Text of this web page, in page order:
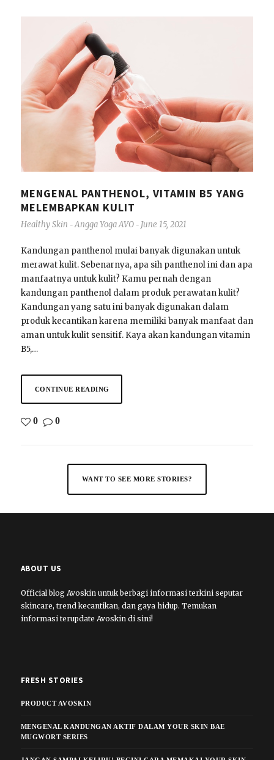
MENGENAL PANTHENOL, VITAMIN B5 YANG
MELEMBAPKAN KULIT
Healthy Skin - Angga Yoga AVO - June 15, 2021
Kandungan panthenol mulai banyak digunakan untuk
merawat kulit. Sebenarnya, apa sih panthenol ini dan apa
manfaatnya untuk kulit? Kamu pernah dengan
kandungan panthenol dalam produk perawatan kulit?
Kandungan yang satu ini banyak digunakan dalam
produk kecantikan karena memiliki banyak manfaat dan
aman untuk kulit sensitif. Kaya akan kandungan vitamin
B5,…
CONTINUE READING
0 0
WANT TO SEE MORE STORIES?
ABOUT US
Official blog Avoskin untuk berbagi informasi terkini seputar
skincare, trend kecantikan, dan gaya hidup. Temukan
informasi terupdate Avoskin di sini!
FRESH STORIES
PRODUCT AVOSKIN
MENGENAL KANDUNGAN AKTIF DALAM YOUR SKIN BAE
MUGWORT SERIES